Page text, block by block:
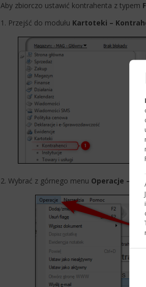
Aby zbiorczo ustawić kontrahenta z typem
1. Przejść do modułu Kartoteki –
​2. Wybrać z górnego menu Operacje –